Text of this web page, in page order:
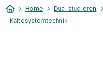
Home Dual studieren
Kältesystemtechnik